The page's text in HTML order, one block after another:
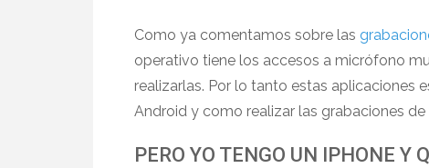
Como ya comentamos sobre las
operativo tiene los accesos a micrófono
realizarlas. Por lo tanto estas aplicaciones
Android y como realizar las grabaciones
PERO YO TENGO UN IPHONE Y